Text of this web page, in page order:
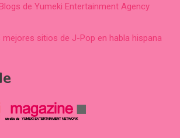
de Yumeki Entertainment Agency
sitios de J-Pop en habla hispana